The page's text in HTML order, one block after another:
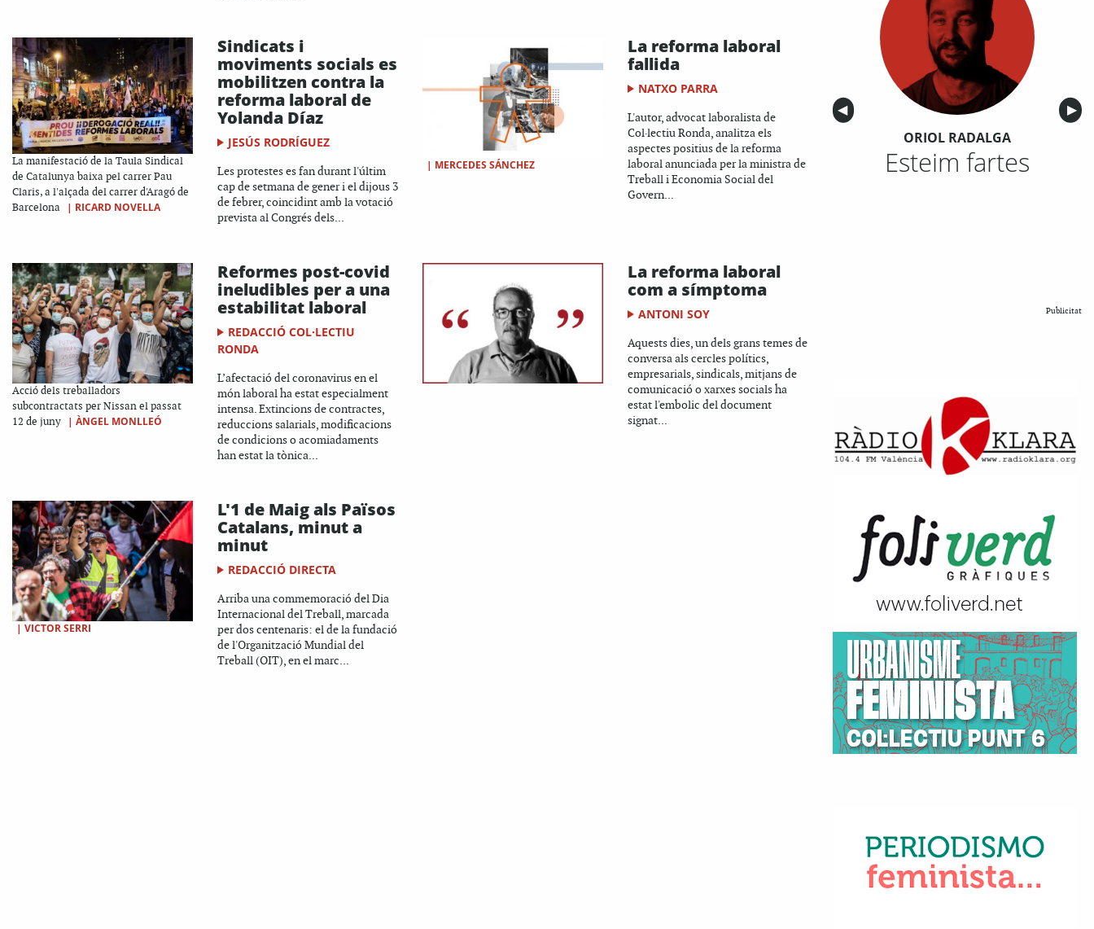
La manifestació de la Taula Sindical
de Catalunya baixa pel carrer Pau
Claris, a l'alçada del carrer d'Aragó de
Barcelona
| RICARD NOVELLA
Sindicats i
moviments socials es
mobilitzen contra la
reforma laboral de
Yolanda Díaz
JESÚS RODRÍGUEZ
Les protestes es fan durant l'últim
cap de setmana de gener i el dijous 3
de febrer, coincidint amb la votació
prevista al Congrés dels...
| MERCEDES SÁNCHEZ
La reforma laboral
fallida
NATXO PARRA
L'autor, advocat laboralista de
Col·lectiu Ronda, analitza els
aspectes positius de la reforma
laboral anunciada per la ministra de
Treball i Economia Social del
Govern...
Acció dels treballadors
subcontractats per Nissan el passat
12 de juny
| ÀNGEL MONLLEÓ
Reformes post-covid
ineludibles per a una
estabilitat laboral
REDACCIÓ COL·LECTIU
RONDA
L’afectació del coronavirus en el
món laboral ha estat especialment
intensa. Extincions de contractes,
reduccions salarials, modificacions
de condicions o acomiadaments
han estat la tònica...
La reforma laboral
com a símptoma
ANTONI SOY
Aquests dies, un dels grans temes de
conversa als cercles polítics,
empresarials, sindicals, mitjans de
comunicació o xarxes socials ha
estat l'embolic del document
signat...
| VICTOR SERRI
L'1 de Maig als Països
Catalans, minut a
minut
REDACCIÓ DIRECTA
Arriba una commemoració del Dia
Internacional del Treball, marcada
per dos centenaris: el de la fundació
de l'Organització Mundial del
Treball (OIT), en el marc...
Anterior
◀︎ ▶︎
ORIOL RADALGA
Esteim fartes
Publicitat